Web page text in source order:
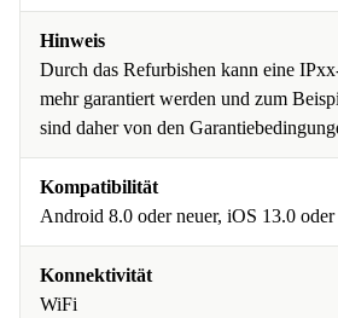
Hinweis
Durch das Refurbishen kann eine
mehr garantiert werden und zum
sind daher von den
Kompatibilität
Android 8.0 oder neuer, iOS 13.0 oder
Konnektivität
WiFi